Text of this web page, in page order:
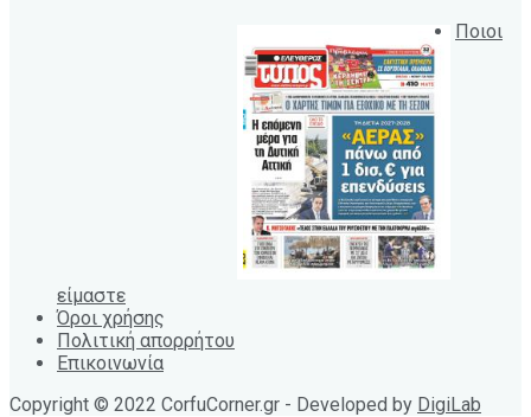
Ποιοι
είμαστε
Όροι χρήσης
Πολιτική απορρήτου
Επικοινωνία
Copyright © 2022 CorfuCorner.gr - Developed by DigiLab